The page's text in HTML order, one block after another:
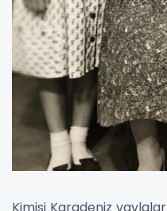
Kimisi Karadeniz